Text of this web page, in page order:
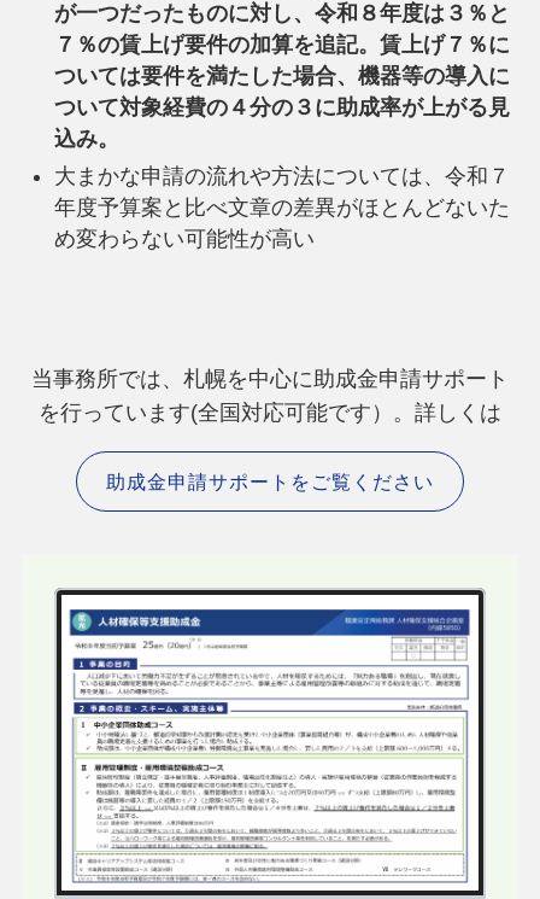
が一つだったものに対し、令和８年度は３％と
７％の賃上げ要件の加算を追記。賃上げ７％に
ついては要件を満たした場合、機器等の導入に
ついて対象経費の４分の３に助成率が上がる見
込み。
大まかな申請の流れや方法については、令和７
年度予算案と比べ文章の差異がほとんどないた
め変わらない可能性が高い
当事務所では、札幌を中心に助成金申請サポート
を行っています(全国対応可能です）。詳しくは
助成金申請サポートをご覧ください